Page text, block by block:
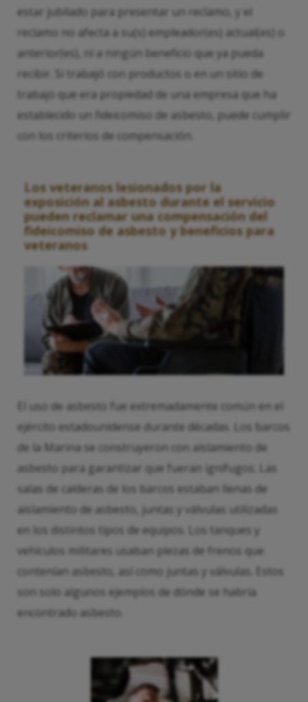
estar jubilado para presentar un reclamo, y el
reclamo no afecta a su(s) empleador(es) actual(es) o
anterior(es), ni a ningún beneficio que ya pueda
recibir. Si trabajó con productos o en un sitio de
trabajo que era propiedad de una empresa que ha
establecido un fideicomiso de asbesto, puede cumplir
con los criterios de compensación.
Los veteranos lesionados por la
exposición al asbesto durante el servicio
pueden reclamar una compensación del
fideicomiso de asbesto y beneficios para
veteranos
El uso de asbesto fue extremadamente común en el
ejército estadounidense durante décadas. Los barcos
de la Marina se construyeron con aislamiento de
asbesto para garantizar que fueran ignífugos. Las
salas de calderas de los barcos estaban llenas de
aislamiento de asbesto, juntas y válvulas utilizadas
en los distintos tipos de equipos. Los tanques y
vehículos militares usaban piezas de frenos que
contenían asbesto, así como juntas y válvulas. Estos
son solo algunos ejemplos de dónde se habría
encontrado asbesto.